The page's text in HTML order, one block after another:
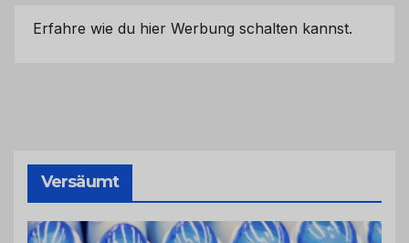
Erfahre wie du hier Werbung schalten kannst.
Versäumt